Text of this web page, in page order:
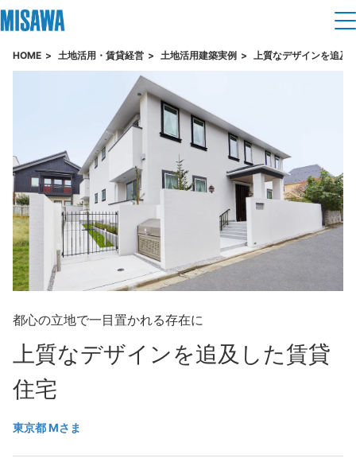
住まい
商品ラインアップ
デザイン
テクノロジー（住まいの性能）
建築事例・建築実例
デザイナーズギャラリー
インテリア
住まいづくりガイド
買う
個人のお客さま
賃貸住宅
賃貸併用住宅
店舗・各種施設
土地活用モデルルーム見学
土地活用実例
リフォーム
戸建て・マンション
ミサワリフォームとは
リフォームの流れ
リフォームメニュー
リフォーム事例
事業用
まちづくり
複合開発・投資開発
複合開発事業（ASMACI-アスマチ-）
再開発・官民連携事業
分譲マンション開発事業
収益不動産・投資開発事業
オーナーサポート
サポートメニュー
住まいるりんぐ（ロングサポート）
保証制度
アフターメンテナンス
企業・IR
ニュース住まいのご相談
HOME 土地活用・賃貸経営 土地活用建築実例 上質なデザインを追及
都心の立地で一目置かれる存在に
上質なデザインを追及した賃貸
住宅
東京都 Mさま